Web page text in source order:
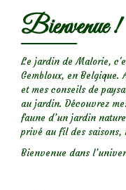
Bienvenue !
Le jardin de Malorie,
Gembloux, en Belgique.
et mes conseils de
au jardin. Découvrez
faune d’un jardin
privé au fil des saisons,
Bienvenue dans